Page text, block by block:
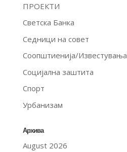
ПРОЕКТИ
Светска Банка
Седници на совет
Соопштиенија/Известувања
Социјална заштита
Спорт
Урбанизам
Архива
August 2026